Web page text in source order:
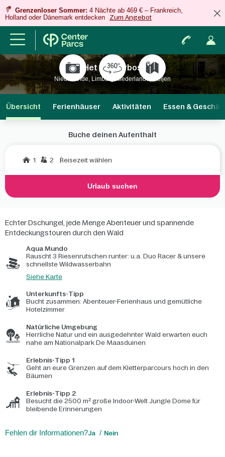
Grenzenloser Sommer: 4 Nächte ab 469 € – Frankreich,
Holland oder Dänemark entdecken
Zum Angebot
Het Heijderbos
Niederlande, Limburg Niederlande, Heijen
Übersicht Ferienhäuser Aktivitäten Essen &
Buche deinen Aufenthalt
1 2 Reisezeit wählen
Urlaub suchen
Echter Dschungel, jede Menge Abenteuer und spannende
Entdeckungstouren durch den Wald
Aqua Mundo
Rauscht 3 Riesenrutschen runter: u.a. Duo Racer & unsere
schnellste Wildwasserbahn
Siehe Karte
Unterkunfts-Tipp
Bucht zusammen: Abenteuer-Ferienhaus und gemütliche
Hotelzimmer
Natürliche Umgebung
Herrliche Natur und ein ausgedehnter Wald erwarten euch
nahe am Nationalpark De Maasduinen
Erlebnis-Tipp 1
Geht an eure Grenzen auf dem Kletterparcours hoch in den
Bäumen
Erlebnis-Tipp 2
Besucht die 2500 m² große Indoor-Welt Jungle Dome für
bleibende Erinnerungen
Fehlen dir Informationen?Ja Nein